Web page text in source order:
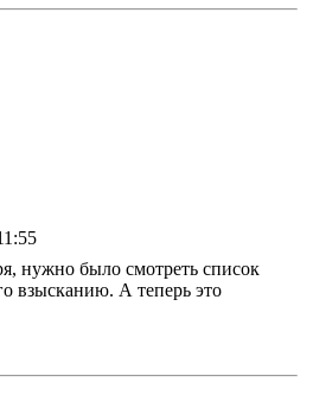
нужно было смотреть список
взысканию. А теперь это